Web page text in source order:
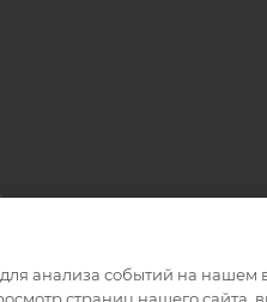
анализа событий на нашем